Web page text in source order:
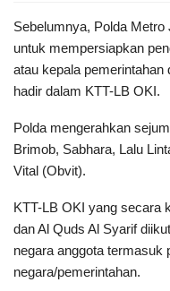
Sebelumnya, Polda
untuk mempersiapkan
atau kepala
hadir dalam KTT-LB OKI.
Polda mengerahkan
Brimob, Sabhara, Lalu
Vital (Obvit).
KTT-LB OKI yang secara
dan Al Quds Al Syarif
negara anggota termasuk
negara/pemerintahan.